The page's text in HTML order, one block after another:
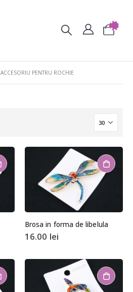
ACCESORIU PENTRU ROCHIE
Brosa in forma de libelula
16.00 lei